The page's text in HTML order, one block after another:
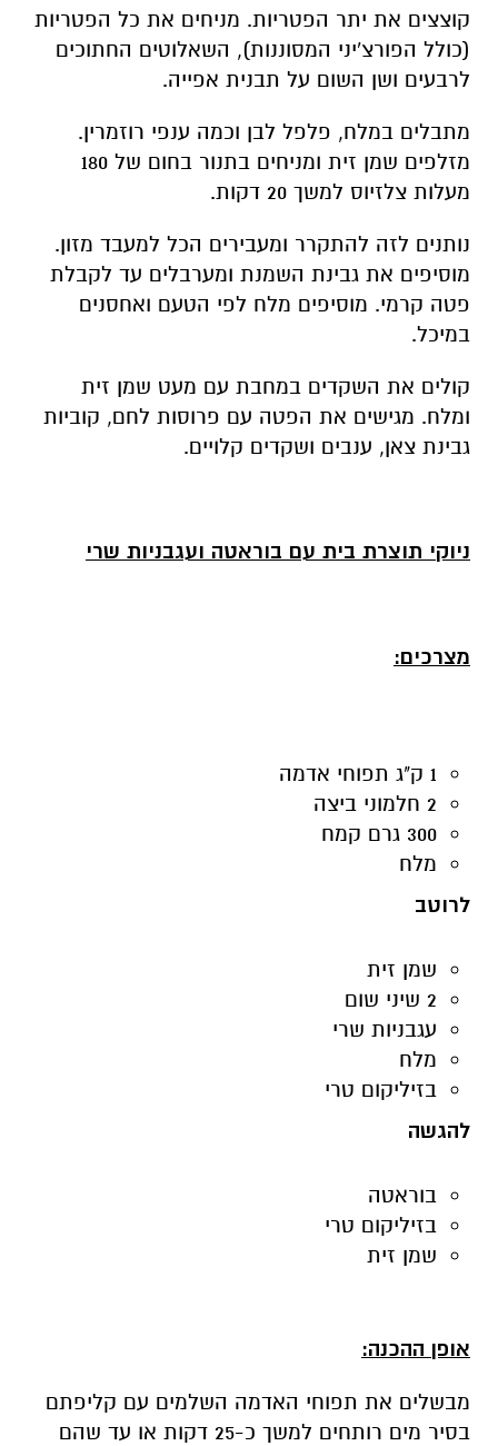
קוצצים את יתר הפטריות. מניחים את כל הפטריות
(כולל הפורצ'יני המסוננות), השאלוטים החתוכים
לרבעים ושן השום על תבנית אפייה.
מתבלים במלח, פלפל לבן וכמה ענפי רוזמרין.
מזלפים שמן זית ומניחים בתנור בחום של 180
מעלות צלזיוס למשך 20 דקות.
נותנים לזה להתקרר ומעבירים הכל למעבד מזון.
מוסיפים את גבינת השמנת ומערבלים עד לקבלת
פטה קרמי. מוסיפים מלח לפי הטעם ואחסנים
במיכל.
קולים את השקדים במחבת עם מעט שמן זית
ומלח. מגישים את הפטה עם פרוסות לחם, קוביות
גבינת צאן, ענבים ושקדים קלויים.
ניוקי תוצרת בית עם בוראטה ועגבניות שרי
מצרכים:
1 ק"ג תפוחי אדמה
2 חלמוני ביצה
300 גרם קמח
מלח
לרוטב
שמן זית
2 שיני שום
עגבניות שרי
מלח
בזיליקום טרי
להגשה
בוראטה
בזיליקום טרי
שמן זית
אופן ההכנה:
מבשלים את תפוחי האדמה השלמים עם קליפתם
בסיר מים רותחים למשך כ-25 דקות או עד שהם